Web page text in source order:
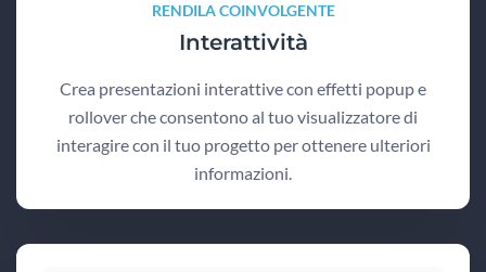
RENDILA COINVOLGENTE
Interattività
Crea presentazioni interattive con effetti popup e
rollover che consentono al tuo visualizzatore di
interagire con il tuo progetto per ottenere ulteriori
informazioni.